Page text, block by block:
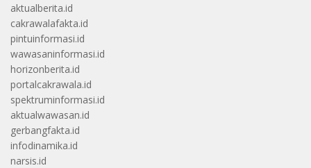
aktualberita.id
cakrawalafakta.id
pintuinformasi.id
wawasaninformasi.id
horizonberita.id
portalcakrawala.id
spektruminformasi.id
aktualwawasan.id
gerbangfakta.id
infodinamika.id
narsis.id